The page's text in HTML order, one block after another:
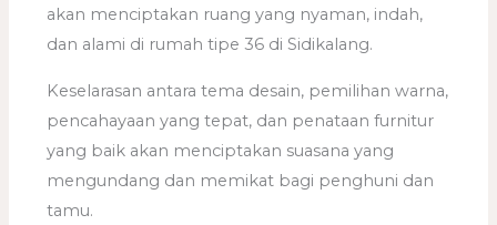
akan menciptakan ruang yang nyaman, indah,
dan alami di rumah tipe 36 di Sidikalang.
Keselarasan antara tema desain, pemilihan warna,
pencahayaan yang tepat, dan penataan furnitur
yang baik akan menciptakan suasana yang
mengundang dan memikat bagi penghuni dan
tamu.